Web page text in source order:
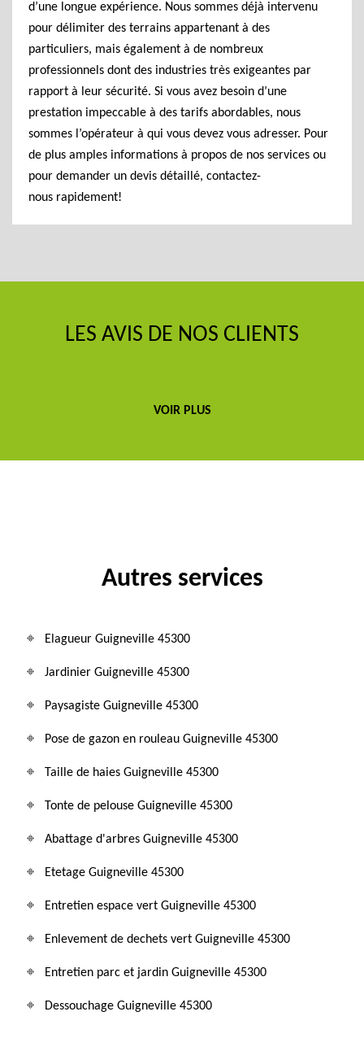
d’une longue expérience. Nous sommes déjà intervenu
pour délimiter des terrains appartenant à des
particuliers, mais également à de nombreux
professionnels dont des industries très exigeantes par
rapport à leur sécurité. Si vous avez besoin d’une
prestation impeccable à des tarifs abordables, nous
sommes l’opérateur à qui vous devez vous adresser. Pour
de plus amples informations à propos de nos services ou
pour demander un devis détaillé, contactez-
nous rapidement!
LES AVIS DE NOS CLIENTS
VOIR PLUS
Autres services
Elagueur Guigneville 45300
Jardinier Guigneville 45300
Paysagiste Guigneville 45300
Pose de gazon en rouleau Guigneville 45300
Taille de haies Guigneville 45300
Tonte de pelouse Guigneville 45300
Abattage d'arbres Guigneville 45300
Etetage Guigneville 45300
Entretien espace vert Guigneville 45300
Enlevement de dechets vert Guigneville 45300
Entretien parc et jardin Guigneville 45300
Dessouchage Guigneville 45300